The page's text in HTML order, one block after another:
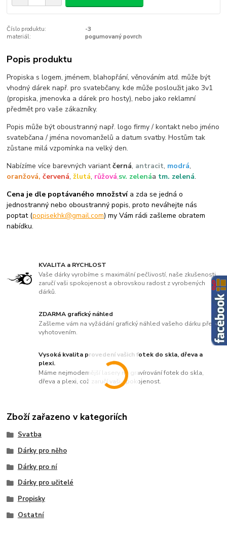
Číslo produktu:
-3
materiál:
pogumovaný povrch
KVALITA a RYCHLOST
Vaše dárky vyrobíme s maximální pečlivostí, naše zkušenosti
zaručí vaši spokojenost a obrovskou radost z vyrobených
dárků.
ZDARMA grafický náhled
Zašleme vám na vyžádání grafický náhled vašeho dárku před
vyhotovením.
Vysoká kvalita provedení vašich fotek do skla, dřeva a
plexi.
Máme nejmodernější lasery na gravírování fotek do skla,
dřeva a plexi, což zaručí vaši spokojenost.
Popis produktu
Propiska s logem, jménem, blahopřání, věnováním atd. může být
vhodný dárek např. pro svatebčany, kde může posloužit jako 3v1
(propiska, jmenovka a dárek pro hosty), nebo jako reklamní
předmět pro vaše zákazníky.
Popis může být oboustranný např. logo firmy / kontakt nebo jméno
svatebčana / jména novomanželů a datum svatby. Hostům tak
zůstane milá vzpomínka na velký den.
Nabízíme více barevných variantčerná, antracit, modrá,
oranžová,červená,žlutá, růžová,sv. zelenáa tm. zelená.
Cena je dle poptávaného množstvía zda se jedná o
jednostranný nebo oboustranný popis, proto neváhejte nás
poptat (popisekhk@gmail.com) my Vám rádi zašleme obratem
nabídku.
Zboží zařazeno v kategoriích
Svatba
Dárky pro něho
Dárky pro ní
Dárky pro učitelé
Propisky
Ostatní